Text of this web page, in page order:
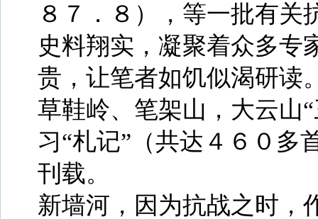
８７．８），等一批有关
史料翔实，凝聚着众多专
贵，让笔者如饥似渴研读
草鞋岭、笔架山，大云山
习“札记”（共达４６０多
刊载。
新墙河，因为抗战之时，